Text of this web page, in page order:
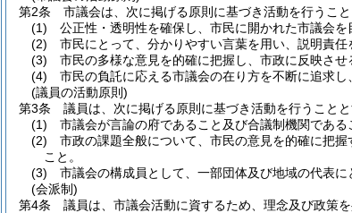
第2条
市議会は、次に掲げる原則に基づき活動を行うこと
(1)
公正性・透明性を確保し、市民に開かれた市議会を
(2)
市民にとって、分かりやすい言葉を用い、説明責任
(3)
市民の多様な意見を的確に把握し、市政に反映させ
(4)
市民の負託に応える市議会の在り方を不断に追求し
(議員の活動原則)
第3条
議員は、次に掲げる原則に基づき活動を行うことと
(1)
市議会が言論の府であること及び合議制機関であ
(2)
市政の課題全般について、市民の意見を的確に把
こと。
(3)
市議会の構成員として、一部団体及び地域の代表
(会派制)
第4条
議員は、市議会活動に資するため、理念及び政策